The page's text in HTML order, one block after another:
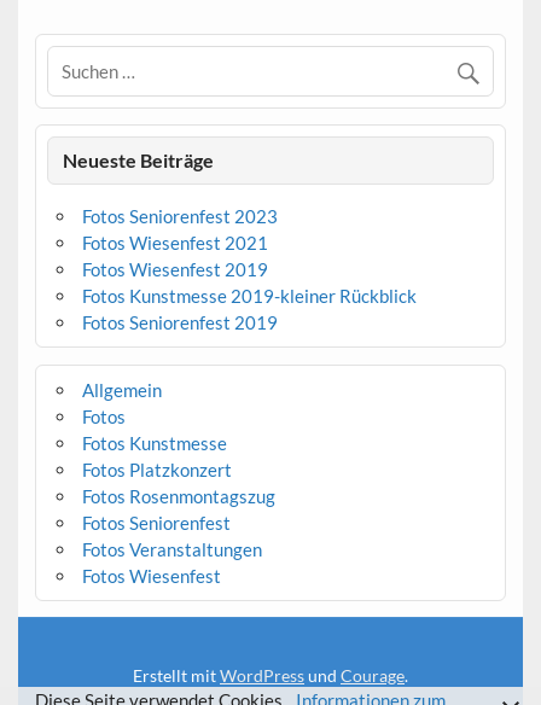
Neueste Beiträge
Fotos Seniorenfest 2023
Fotos Wiesenfest 2021
Fotos Wiesenfest 2019
Fotos Kunstmesse 2019-kleiner Rückblick
Fotos Seniorenfest 2019
Allgemein
Fotos
Fotos Kunstmesse
Fotos Platzkonzert
Fotos Rosenmontagszug
Fotos Seniorenfest
Fotos Veranstaltungen
Fotos Wiesenfest
Erstellt mitWordPressund Courage.
Diese Seite verwendet Cookies. Informationen zum